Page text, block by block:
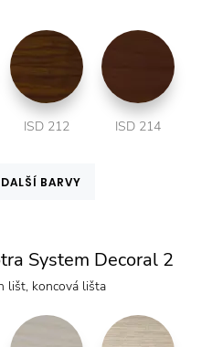
ISD 212 ISD 214
DALŠÍ BARVY
System Decoral 2
lišt, koncová lišta